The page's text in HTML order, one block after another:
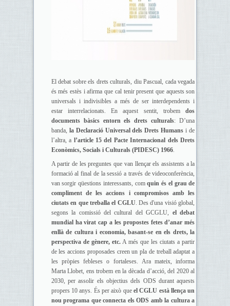
El debat sobre els drets culturals, diu Pascual, cada vegada
és més estès i afirma que cal tenir present que aquests son
universals i indivisibles a més de ser interdependents i
estar interrelacionats. En aquest sentit, trobemdos
documents bàsics entorn els drets culturals: D’una
banda, la Declaració Universal dels Drets Humans i de
l’altra, a l’article 15 del Pacte Internacional dels Drets
Econòmics, Socials i Culturals (PIDESC) 1966.
A partir de les preguntes que van llençar els assistents a la
formació al final de la sessió a través de videoconferència,
van sorgir qüestions interessants, comquin és el grau de
compliment de les accions i compromisos amb les
ciutats en que treballa el CGLU. Des d'una visió global,
segons la comissió del cultural del GCGLU, el debat
mundial ha virat cap a les propostes fetes d’anar més
enllà de cultura i economia, basant-se en els drets, la
perspectiva de gènere, etc.A més que les ciutats a partir
de les accions proposades creen un pla de treball adaptat a
les pròpies febleses o fortaleses. Ara mateix, informa
Marta Llobet, ens trobem en la dècada d’acció, del 2020 al
2030, per assolir els objectius dels ODS durant aquests
propers 10 anys. És per això que el CGLU està llença un
nou programa que connecta els ODS amb la cultura a